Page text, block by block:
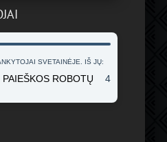
SVETAINĖJE. IŠ JŲ:
PAIEŠKOS ROBOTŲ 4